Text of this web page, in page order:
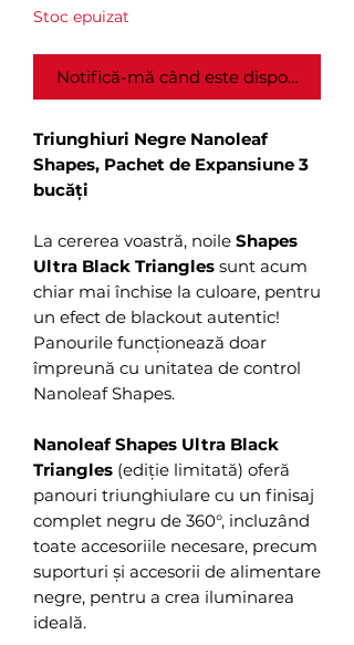
Stoc epuizat
Notifică-mă când este disponibil
Triunghiuri Negre Nanoleaf
Shapes, Pachet de Expansiune 3
bucăți
La cererea voastră, noile Shapes
Ultra Black Triangles sunt acum
chiar mai închise la culoare, pentru
un efect de blackout autentic!
Panourile funcționează doar
împreună cu unitatea de control
Nanoleaf Shapes.
Nanoleaf Shapes Ultra Black
Triangles (ediție limitată) oferă
panouri triunghiulare cu un finisaj
complet negru de 360°, incluzând
toate accesoriile necesare, precum
suporturi și accesorii de alimentare
negre, pentru a crea iluminarea
ideală.